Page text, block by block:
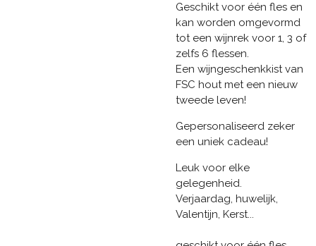
Geschikt voor één fles en
kan worden omgevormd
tot een wijnrek voor 1, 3 of
zelfs 6 flessen.
Een wijngeschenkkist van
FSC hout met een nieuw
tweede leven!
Gepersonaliseerd zeker
een uniek cadeau!
Leuk voor elke
gelegenheid.
Verjaardag, huwelijk,
Valentijn, Kerst...